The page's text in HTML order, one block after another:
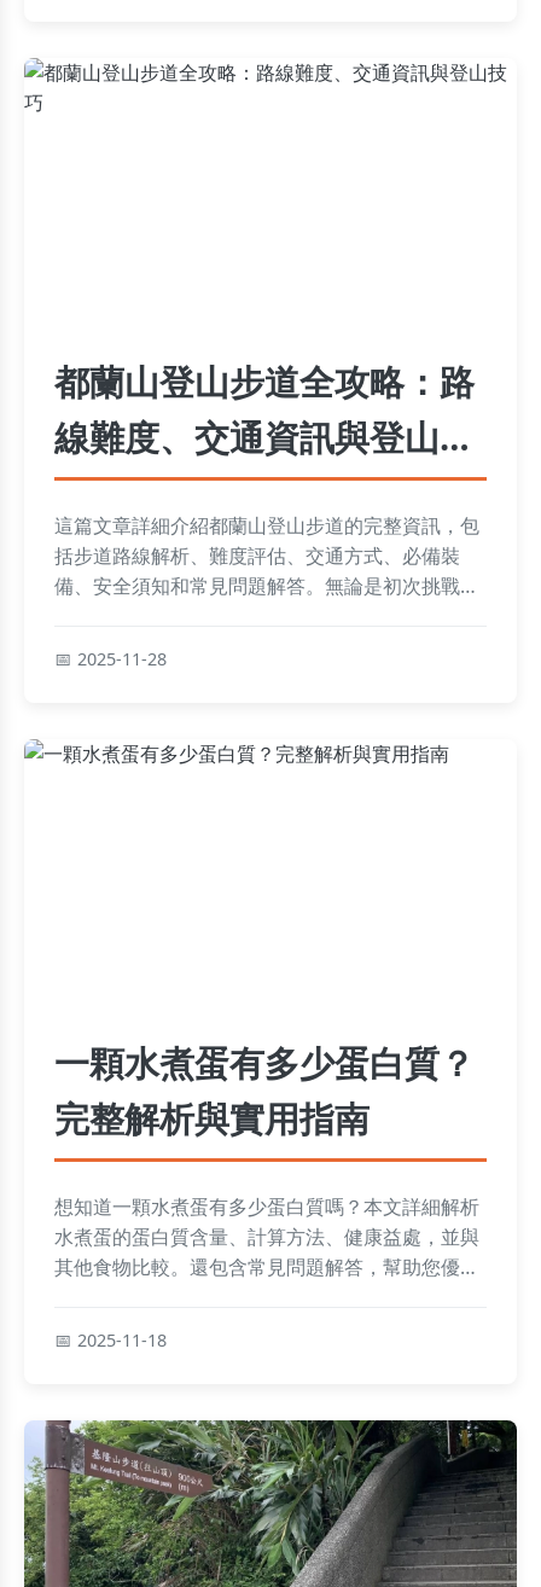
都蘭山登山步道全攻略：路
線難度、交通資訊與登山技
巧
這篇文章詳細介紹都蘭山登山步道的完整資訊，包
括步道路線解析、難度評估、交通方式、必備裝
備、安全須知和常見問題解答。無論是初次挑戰或
2025-11-28
一顆水煮蛋有多少蛋白質？
完整解析與實用指南
想知道一顆水煮蛋有多少蛋白質嗎？本文詳細解析
水煮蛋的蛋白質含量、計算方法、健康益處，並與
其他食物比較。還包含常見問題解答，幫助您優化
2025-11-18